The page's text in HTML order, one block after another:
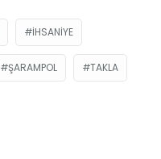
İHSANIYE
ŞARAMPOL TAKLA